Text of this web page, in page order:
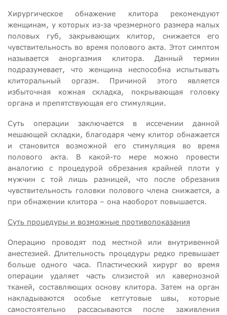
Хирургическое обнажение клитора рекомендуют
женщинам, у которых из-за чрезмерного размера малых
половых губ, закрывающих клитор, снижается его
чувствительность во время полового акта. Этот симптом
называется аноргазмия клитора. Данный термин
подразумевает, что женщина неспособна испытывать
клиторальный оргазм. Причиной этого является
избыточная кожная складка, покрывающая головку
органа и препятствующая его стимуляции.
Суть операции заключается в иссечении данной
мешающей складки, благодаря чему клитор обнажается
и становится возможной его стимуляция во время
полового акта. В какой-то мере можно провести
аналогию с процедурой обрезания крайней плоти у
мужчин с той лишь разницей, что после обрезания
чувствительность головки полового члена снижается, а
при обнажении клитора – она наоборот повышается.
Суть процедуры и возможные противопоказания
Операцию проводят под местной или внутривенной
анестезией. Длительность процедуры редко превышает
больше одного часа. Пластический хирург во время
операции удаляет часть слизистой ил кавернозной
тканей, составляющих основу клитора. Затем на орган
накладываются особые кетгутовые швы, которые
самостоятельно рассасываются после заживления